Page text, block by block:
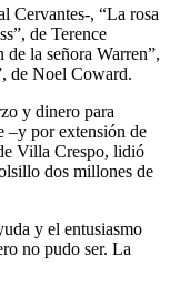
Cervantes-, “La rosa
de Terence
la señora Warren”,
de Noel Coward.
y dinero para
–y por extensión de
Villa Crespo, lidió
dos millones de
y el entusiasmo
no pudo ser. La